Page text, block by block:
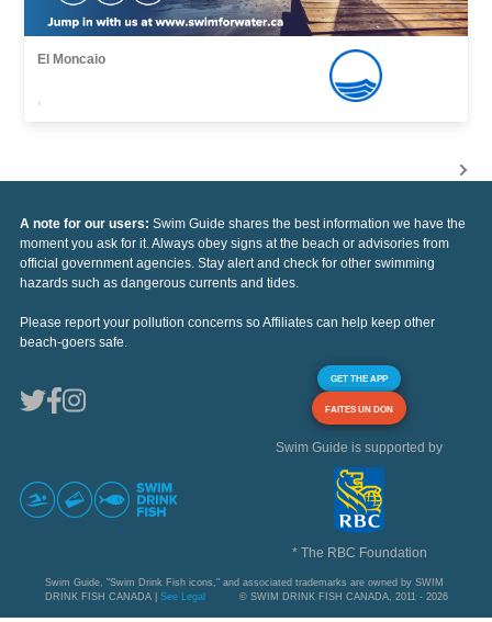
El Moncaio
,
A note for our users: Swim Guide shares the best information we have the
moment you ask for it. Always obey signs at the beach or advisories from
official government agencies. Stay alert and check for other swimming
hazards such as dangerous currents and tides.
Please report your pollution concerns so Affiliates can help keep other
beach-goers safe.
GET THE APP
FAITES UN DON
Swim Guide is supported by
* The RBC Foundation
Swim Guide, "Swim Drink Fish icons," and associated trademarks are owned by SWIM
DRINK FISH CANADA | See Legal © SWIM DRINK FISH CANADA, 2011 - 2026